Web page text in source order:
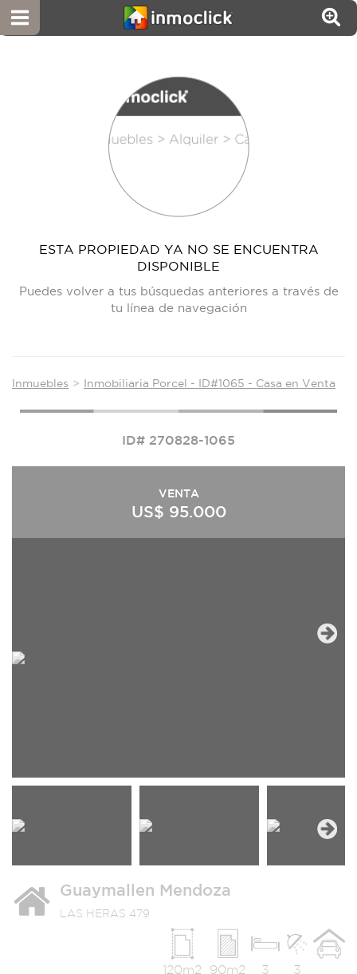
ESTA PROPIEDAD YA NO SE ENCUENTRA
DISPONIBLE
Puedes volver a tus búsquedas anteriores a través de
tu línea de navegación
Inmuebles Inmobiliaria Porcel - ID#1065 - Casa en Venta
ID# 270828-1065
VENTA
US$ 95.000
Guaymallen Mendoza
LAS HERAS 479
3
3
90m2
120m2